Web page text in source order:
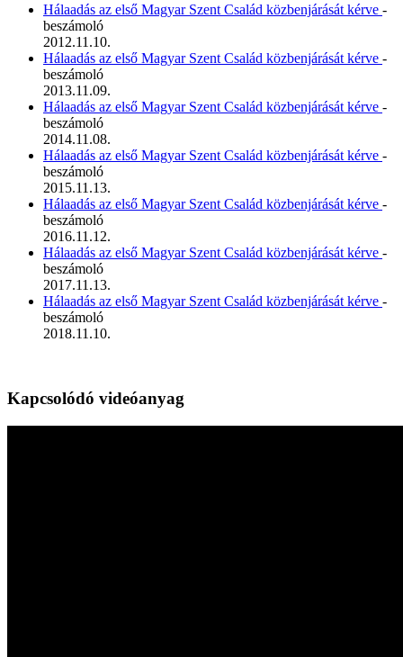
Hálaadás az első Magyar Szent Család közbenjárását kérve -
beszámoló
2012.11.10.
Hálaadás az első Magyar Szent Család közbenjárását kérve -
beszámoló
2013.11.09.
Hálaadás az első Magyar Szent Család közbenjárását kérve -
beszámoló
2014.11.08.
Hálaadás az első Magyar Szent Család közbenjárását kérve -
beszámoló
2015.11.13.
Hálaadás az első Magyar Szent Család közbenjárását kérve -
beszámoló
2016.11.12.
Hálaadás az első Magyar Szent Család közbenjárását kérve -
beszámoló
2017.11.13.
Hálaadás az első Magyar Szent Család közbenjárását kérve -
beszámoló
2018.11.10.
Kapcsolódó videóanyag